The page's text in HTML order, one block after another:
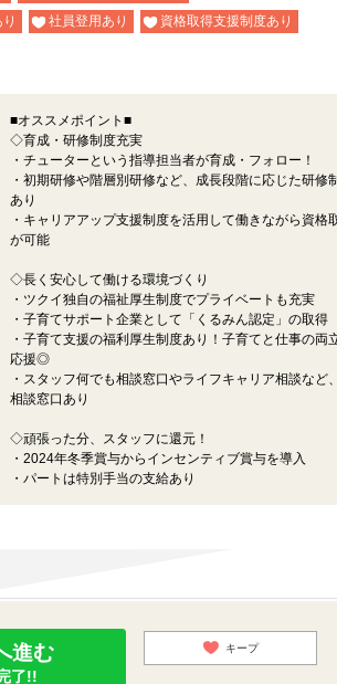
社員登用あり
資格取得支援制度あり
■オススメポイント■
◇育成・研修制度充実
・チューターという指導担当者が育成・フォロー！
・初期研修や階層別研修など、成長段階に応じた研修
あり
・キャリアアップ支援制度を活用して働きながら資格
が可能
◇長く安心して働ける環境づくり
・ツクイ独自の福祉厚生制度でプライベートも充実
・子育てサポート企業として「くるみん認定」の取得
・子育て支援の福利厚生制度あり！子育てと仕事の両
応援◎
・スタッフ何でも相談窓口やライフキャリア相談など
相談窓口あり
◇頑張った分、スタッフに還元！
・2024年冬季賞与からインセンティブ賞与を導入
・パートは特別手当の支給あり
進む
了!!
キープ